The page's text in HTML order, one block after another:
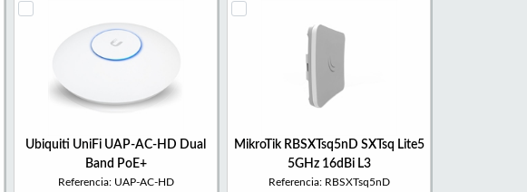
Ubiquiti UniFi UAP-AC-HD Dual
Band PoE+
Referencia: UAP-AC-HD
MikroTik RBSXTsq5nD SXTsq Lite5
5GHz 16dBi L3
Referencia: RBSXTsq5nD